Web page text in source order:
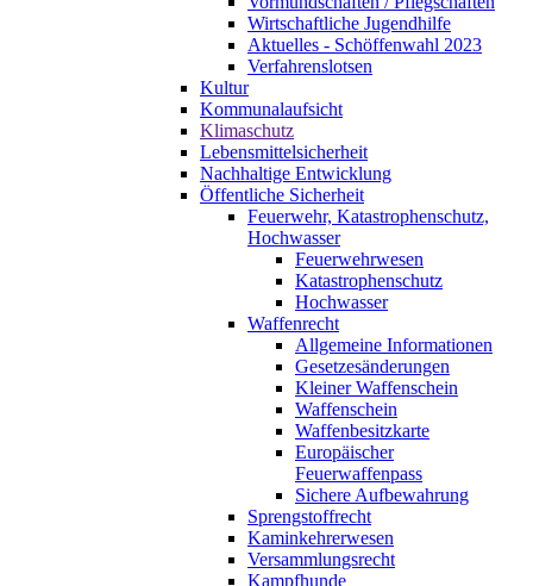
Wirtschaftliche Jugendhilfe
Aktuelles - Schöffenwahl 2023
Verfahrenslotsen
Kultur
Kommunalaufsicht
Klimaschutz
Lebensmittelsicherheit
Nachhaltige Entwicklung
Öffentliche Sicherheit
Feuerwehr, Katastrophenschutz,
Hochwasser
Feuerwehrwesen
Katastrophenschutz
Hochwasser
Waffenrecht
Allgemeine Informationen
Gesetzesänderungen
Kleiner Waffenschein
Waffenschein
Waffenbesitzkarte
Europäischer
Feuerwaffenpass
Sichere Aufbewahrung
Sprengstoffrecht
Kaminkehrerwesen
Versammlungsrecht
Kampfhunde